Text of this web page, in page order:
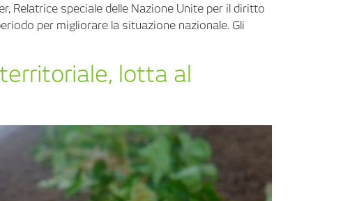
Relatrice speciale delle Nazione Unite per il diritto
per migliorare la situazione nazionale. Gli
lotta al